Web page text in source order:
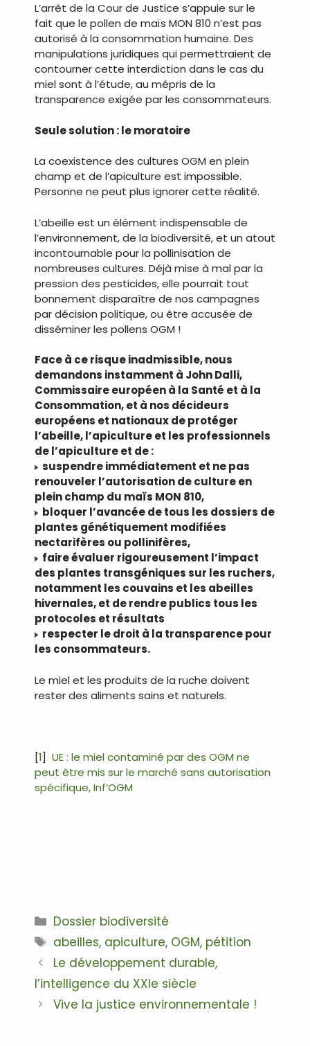
L’arrêt de la Cour de Justice s’appuie sur le
fait que le pollen de maïs MON 810 n’est pas
autorisé à la consommation humaine. Des
manipulations juridiques qui permettraient de
contourner cette interdiction dans le cas du
miel sont à l’étude, au mépris de la
transparence exigée par les consommateurs.
Seule solution : le moratoire
La coexistence des cultures OGM en plein
champ et de l’apiculture est impossible.
Personne ne peut plus ignorer cette réalité.
L’abeille est un élément indispensable de
l’environnement, de la biodiversité, et un atout
incontournable pour la pollinisation de
nombreuses cultures. Déjà mise à mal par la
pression des pesticides, elle pourrait tout
bonnement disparaître de nos campagnes
par décision politique, ou être accusée de
disséminer les pollens OGM !
Face à ce risque inadmissible, nous
demandons instamment à John Dalli,
Commissaire européen à la Santé et à la
Consommation, et à nos décideurs
européens et nationaux de protéger
l’abeille, l’apiculture et les professionnels
de l’apiculture et de :
suspendre immédiatement et ne pas
renouveler l’autorisation de culture en
plein champ du maïs MON 810,
bloquer l’avancée de tous les dossiers de
plantes génétiquement modifiées
nectarifères ou pollinifères,
faire évaluer rigoureusement l’impact
des plantes transgéniques sur les ruchers,
notamment les couvains et les abeilles
hivernales, et de rendre publics tous les
protocoles et résultats
respecter le droit à la transparence pour
les consommateurs.
Le miel et les produits de la ruche doivent
rester des aliments sains et naturels.
[1] UE : le miel contaminé par des OGM ne
peut être mis sur le marché sans autorisation
spécifique, Inf’OGM
Catégories
Dossier biodiversité
Étiquettes
abeilles, apiculture, OGM, pétition
Navigation
des
articles
Le développement durable,
l’intelligence du XXIe siècle
Vive la justice environnementale !